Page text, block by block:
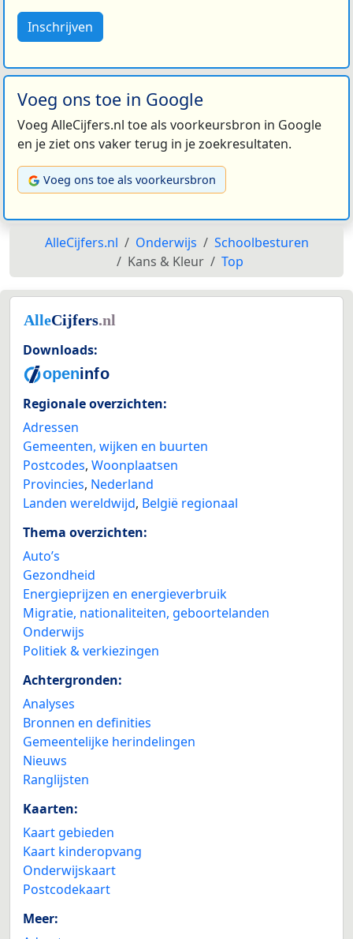
Inschrijven
Voeg ons toe in Google
Voeg AlleCijfers.nl toe als voorkeursbron in Google
en je ziet ons vaker terug in je zoekresultaten.
Voeg ons toe als voorkeursbron
AlleCijfers.nl Onderwijs
Schoolbesturen
Kans & Kleur
Top
Downloads:
Regionale overzichten:
Adressen
Gemeenten, wijken en buurten
Postcodes, Woonplaatsen
Provincies, Nederland
Landen wereldwijd, België regionaal
Thema overzichten:
Auto’s
Gezondheid
Energieprijzen en energieverbruik
Migratie, nationaliteiten, geboortelanden
Onderwijs
Politiek & verkiezingen
Achtergronden:
Analyses
Bronnen en definities
Gemeentelijke herindelingen
Nieuws
Ranglijsten
Kaarten:
Kaart gebieden
Kaart kinderopvang
Onderwijskaart
Postcodekaart
Meer: